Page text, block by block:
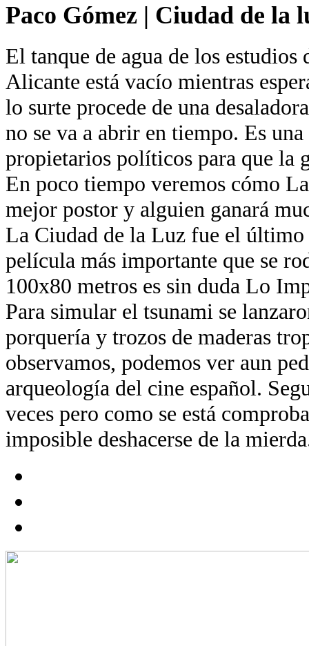
Paco Gómez | Ciudad de la
El tanque de agua de los
Alicante está vacío mientras
lo surte procede de una
no se va a abrir en tiempo. Es
propietarios políticos para que la
En poco tiempo veremos cómo
mejor postor y alguien ganará
La Ciudad de la Luz fue el
película más importante que se
100x80 metros es sin duda Lo
Para simular el tsunami se
porquería y trozos de maderas
observamos, podemos ver aun
arqueología del cine español.
veces pero como se está
imposible deshacerse de la